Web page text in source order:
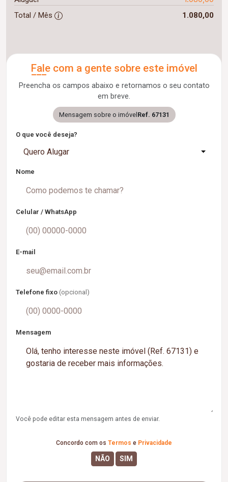
Total / Mês 1.080,00
Fale com a gente sobre este imóvel
Preencha os campos abaixo e retornamos o seu contato
em breve.
Mensagem sobre o imóvelRef. 67131
O que você deseja?
Quero Alugar
Nome
Celular / WhatsApp
E-mail
Telefone fixo (opcional)
Mensagem
Você pode editar esta mensagem antes de enviar.
Concordo com os Termos e Privacidade